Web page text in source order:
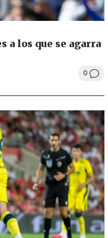
a los que se agarra
0